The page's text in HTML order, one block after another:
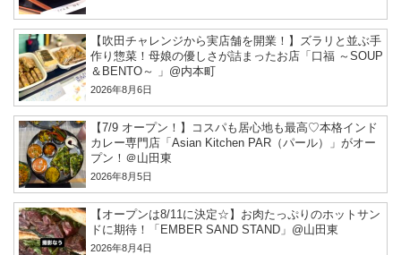
【吹田チャレンジから実店舗を開業！】ズラリと並ぶ手
作り惣菜！母娘の優しさが詰まったお店「口福 ～SOUP
＆BENTO～ 」@内本町
2026年8月6日
【7/9 オープン！】コスパも居心地も最高♡本格インド
カレー専門店「Asian Kitchen PAR（パール）」がオー
プン！＠山田東
2026年8月5日
【オープンは8/11に決定☆】お肉たっぷりのホットサン
ドに期待！「EMBER SAND STAND」@山田東
2026年8月4日